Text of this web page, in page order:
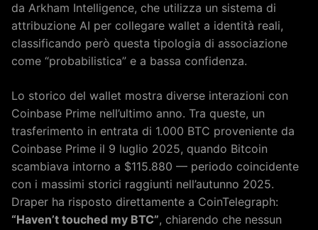
da Arkham Intelligence, che utilizza un sistema di
attribuzione AI per collegare wallet a identità reali,
classificando però questa tipologia di associazione
come “probabilistica” e a bassa confidenza.
Lo storico del wallet mostra diverse interazioni con
Coinbase Prime nell’ultimo anno. Tra queste, un
trasferimento in entrata di 1.000 BTC proveniente da
Coinbase Prime il 9 luglio 2025, quando Bitcoin
scambiava intorno a $115.880 — periodo coincidente
con i massimi storici raggiunti nell’autunno 2025.
Draper ha risposto direttamente a CoinTelegraph:
“Haven’t touched my BTC”, chiarendo che nessun